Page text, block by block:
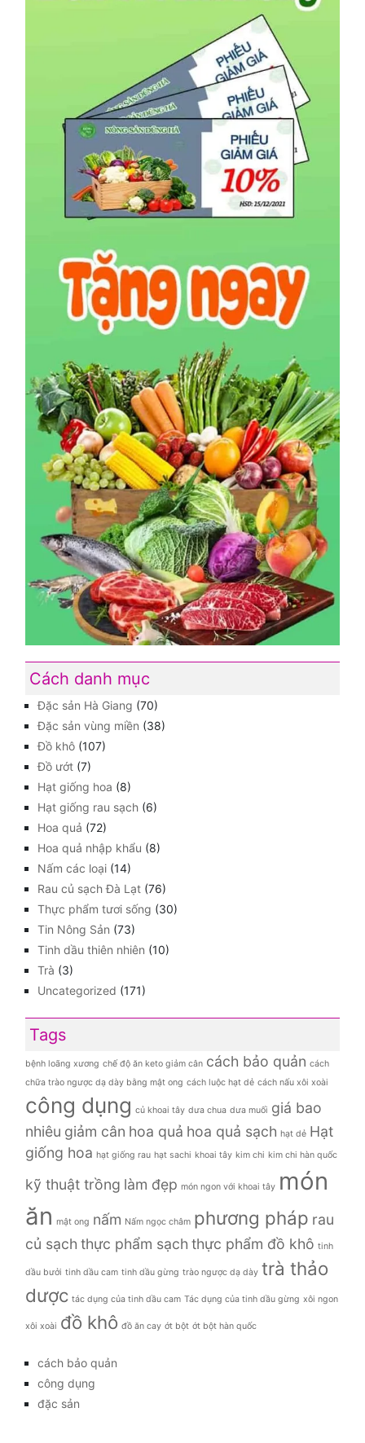
Cách danh mục
Đặc sản Hà Giang (70)
Đặc sản vùng miền (38)
Đồ khô (107)
Đồ ướt (7)
Hạt giống hoa (8)
Hạt giống rau sạch (6)
Hoa quả (72)
Hoa quả nhập khẩu (8)
Nấm các loại (14)
Rau củ sạch Đà Lạt (76)
Thực phẩm tươi sống (30)
Tin Nông Sản (73)
Tinh dầu thiên nhiên (10)
Trà (3)
Uncategorized (171)
Tags
bệnh loãng xương chế độ ăn keto giảm cân cách bảo quản cách
chữa trào ngược dạ dày bằng mật ong cách luộc hạt dẻ cách nấu xôi xoài
công dụng củ khoai tây dưa chua dưa muối giá bao
nhiêu giảm cân hoa quả hoa quả sạch hạt dẻ Hạt
giống hoa hạt giống rau hạt sachi khoai tây kim chi kim chi hàn quốc
kỹ thuật trồng làm đẹp món ngon với khoai tây món
ăn mật ong nấm Nấm ngọc châm phương pháp rau
củ sạch thực phẩm sạch thực phẩm đồ khô tinh
dầu bưởi tinh dầu cam tinh dầu gừng trào ngược dạ dày trà thảo
dược tác dụng của tinh dầu cam Tác dụng của tinh dầu gừng xôi ngon
xôi xoài đồ khô đồ ăn cay ớt bột ớt bột hàn quốc
cách bảo quản
công dụng
đặc sản